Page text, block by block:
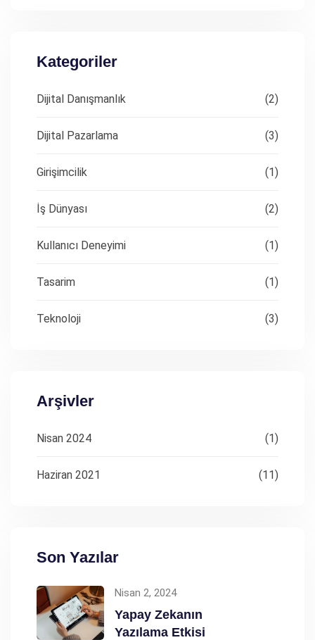
Kategoriler
Dijital Danışmanlık (2)
Dijital Pazarlama (3)
Girişimcilik (1)
İş Dünyası (2)
Kullanıcı Deneyimi (1)
Tasarim (1)
Teknoloji (3)
Arşivler
Nisan 2024 (1)
Haziran 2021 (11)
Son Yazılar
Nisan 2, 2024
Yapay Zekanın
Yazılama Etkisi